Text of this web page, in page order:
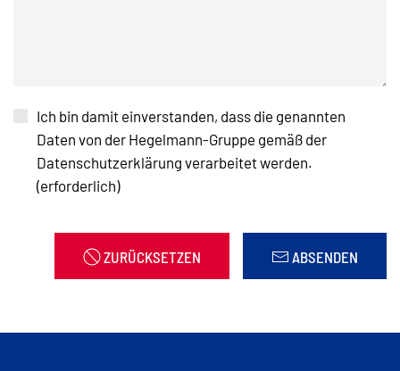
Ich bin damit einverstanden, dass die genannten
Daten von der Hegelmann-Gruppe gemäß der
Datenschutzerklärung verarbeitet werden.
(erforderlich)
ZURÜCKSETZEN ABSENDEN